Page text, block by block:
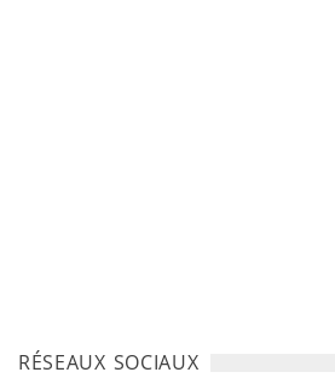
RÉSEAUX SOCIAUX